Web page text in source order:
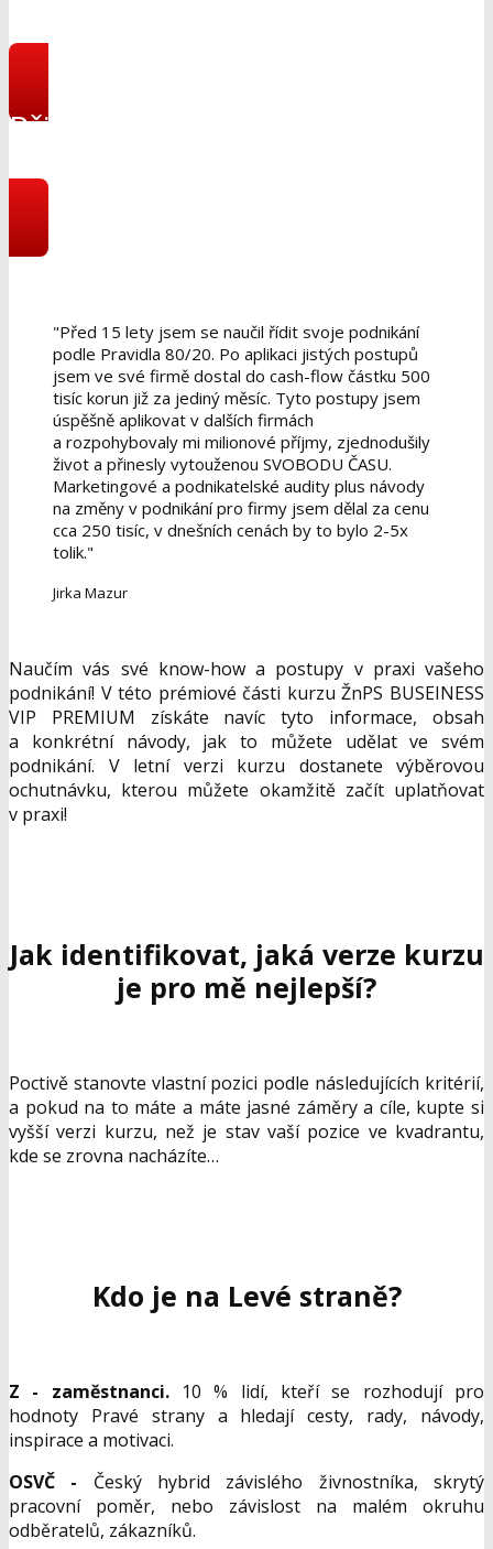
Přihlásit se do online
programu
"Před 15 lety jsem se naučil řídit svoje podnikání
podle Pravidla 80/20. Po aplikaci jistých postupů
jsem ve své firmě dostal do cash-flow částku 500
tisíc korun již za jediný měsíc. Tyto postupy jsem
úspěšně aplikovat v dalších firmách
a rozpohybovaly mi milionové příjmy, zjednodušily
život a přinesly vytouženou SVOBODU ČASU.
Marketingové a podnikatelské audity plus návody
na změny v podnikání pro firmy jsem dělal za cenu
cca 250 tisíc, v dnešních cenách by to bylo 2-5x
tolik."
Jirka Mazur
Naučím vás své know-how a postupy v praxi vašeho
podnikání! V této prémiové části kurzu ŽnPS BUSEINESS
VIP PREMIUM získáte navíc tyto informace, obsah
a konkrétní návody, jak to můžete udělat ve svém
podnikání. V letní verzi kurzu dostanete výběrovou
ochutnávku, kterou můžete okamžitě začít uplatňovat
v praxi!
Jak identifikovat, jaká verze kurzu
je pro mě nejlepší?
Poctivě stanovte vlastní pozici podle následujících kritérií,
a pokud na to máte a máte jasné záměry a cíle, kupte si
vyšší verzi kurzu, než je stav vaší pozice ve kvadrantu,
kde se zrovna nacházíte…
Kdo je na Levé straně?
Z - zaměstnanci.10 % lidí, kteří se rozhodují pro
hodnoty Pravé strany a hledají cesty, rady, návody,
inspirace a motivaci.
OSVČ - Český hybrid závislého živnostníka, skrytý
pracovní poměr, nebo závislost na malém okruhu
odběratelů, zákazníků.